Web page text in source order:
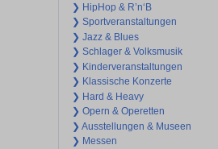
❯ HipHop & R’n‘B
❯ Sportveranstaltungen
❯ Jazz & Blues
❯ Schlager & Volksmusik
❯ Kinderveranstaltungen
❯ Klassische Konzerte
❯ Hard & Heavy
❯ Opern & Operetten
❯ Ausstellungen & Museen
❯ Messen